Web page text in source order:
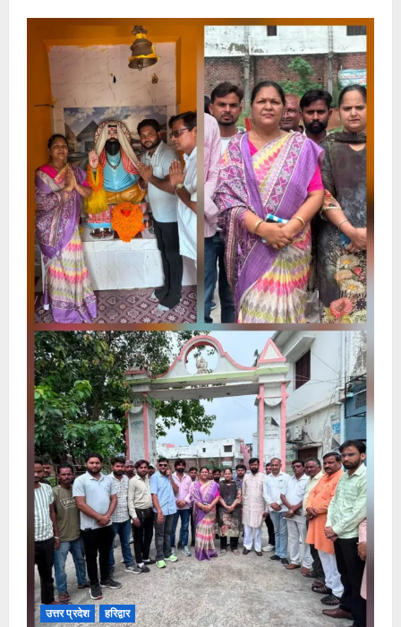
उत्तर प्रदेश हरिद्वार